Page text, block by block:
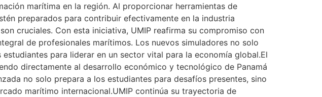
marítima en la región. Al proporcionar herramientas de
preparados para contribuir efectivamente en la industria
cruciales. Con esta iniciativa, UMIP reafirma su compromiso con
de profesionales marítimos. Los nuevos simuladores no solo
para liderar en un sector vital para la economía global.El
directamente al desarrollo económico y tecnológico de Panamá
no solo prepara a los estudiantes para desafíos presentes, sino
marítimo internacional.UMIP continúa su trayectoria de